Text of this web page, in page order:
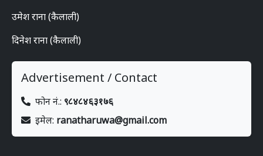
उमेश राना (कैलाली)
दिनेश राना (कैलाली)
Advertisement / Contact
फोन नं.: ९८४८४६३१७६
इमेल: ranatharuwa@gmail.com